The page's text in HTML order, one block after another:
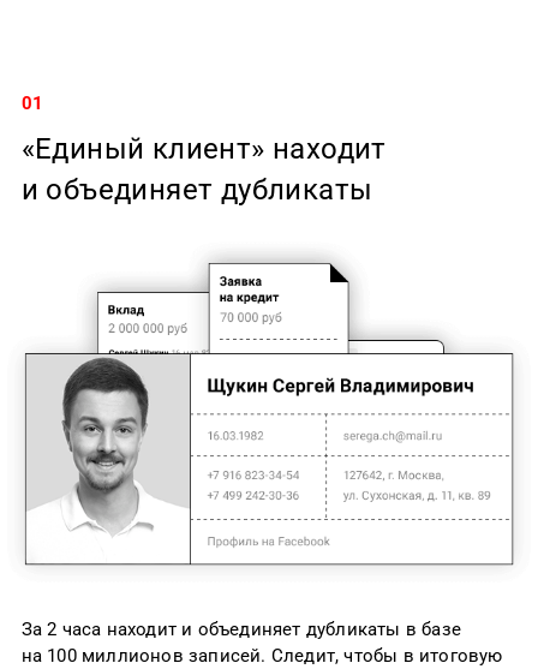
01
«Единый клиент» находит
и объединяет дубликаты
За 2 часа находит и объединяет дубликаты в базе
на 100 миллионов записей. Следит, чтобы в итоговую